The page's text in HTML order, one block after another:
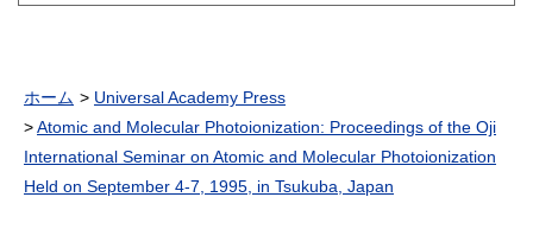
ホーム
Universal Academy Press
Atomic and Molecular Photoionization: Proceedings of the Oji
International Seminar on Atomic and Molecular Photoionization
Held on September 4-7, 1995, in Tsukuba, Japan